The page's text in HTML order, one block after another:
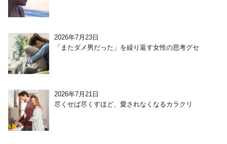
2026年7月23日
「またダメ男だった」を繰り返す女性の思考グセ
2026年7月21日
尽くせば尽くすほど、愛されなくなるカラクリ